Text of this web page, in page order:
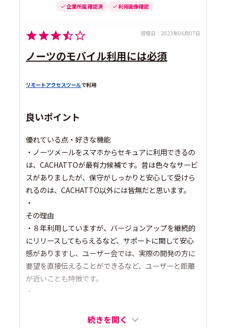
企業所属 確認済 利用画像確認
投稿日： 2023年06月07日
ノーツのモバイル利用には必須
リモートアクセスツールで利用
良いポイント
優れている点・好きな機能
・ノーツメールをスマホからセキュアに利用できるの
は、CACHATTOが最有力候補です。昔は色々なサービ
スがありましたが、保守がしっかりと安心して受けら
れるのは、CACHATTO以外には皆無だと思います。
・
その理由
・８年利用していますが、バージョンアップを継続的
にリリースしてもらえるなど、サポートに関して安心
感がありますし、ユーザー会では、実際の開発の方に
要望を直接伝えることができるなど、ユーザーと距離
が近いことも特徴です。
・
続きを開く